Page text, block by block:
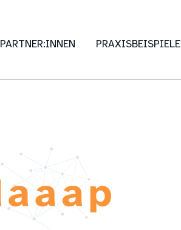
PARTNER:INNEN PRAXISBEISPIELE